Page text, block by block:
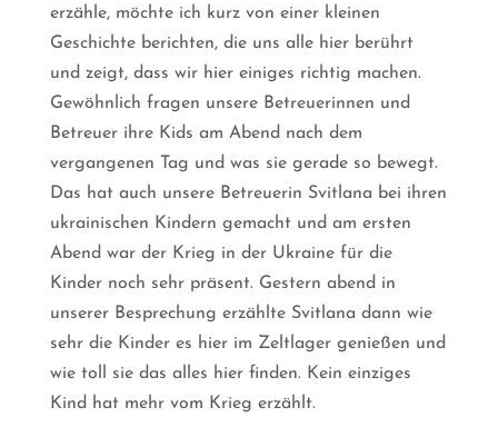
erzähle, möchte ich kurz von einer kleinen
Geschichte berichten, die uns alle hier berührt
und zeigt, dass wir hier einiges richtig machen.
Gewöhnlich fragen unsere Betreuerinnen und
Betreuer ihre Kids am Abend nach dem
vergangenen Tag und was sie gerade so bewegt.
Das hat auch unsere Betreuerin Svitlana bei ihren
ukrainischen Kindern gemacht und am ersten
Abend war der Krieg in der Ukraine für die
Kinder noch sehr präsent. Gestern abend in
unserer Besprechung erzählte Svitlana dann wie
sehr die Kinder es hier im Zeltlager genießen und
wie toll sie das alles hier finden. Kein einziges
Kind hat mehr vom Krieg erzählt.